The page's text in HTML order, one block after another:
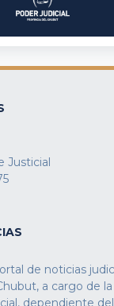
Justicial
de noticias
a cargo de
dependiente